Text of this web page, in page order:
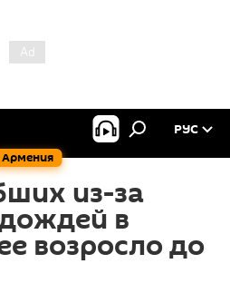
Армения
РУС
из-за
в
возросло до